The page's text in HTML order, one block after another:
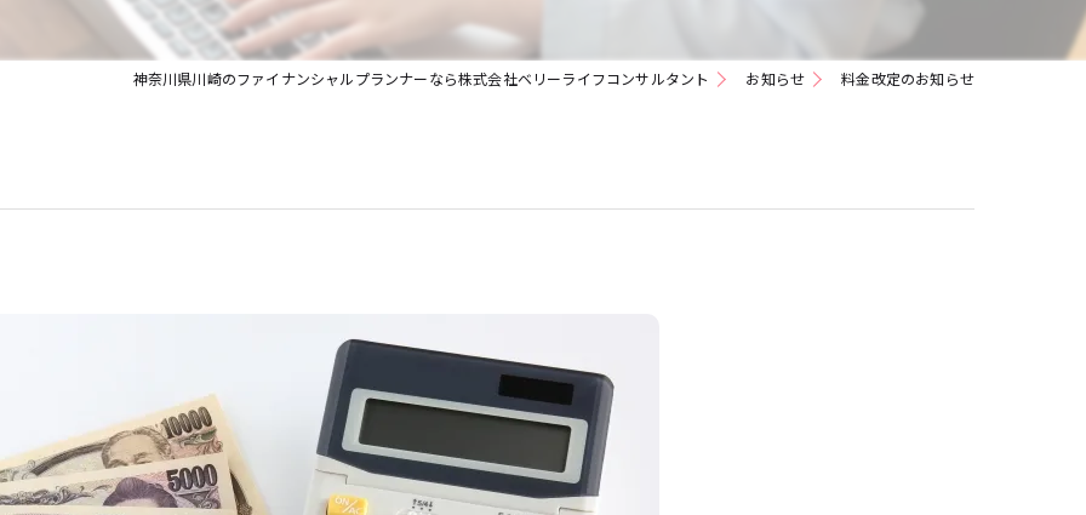
老後資金
神奈川県川崎のファイナンシャルプランナーなら株式会社ベリーライフコンサルタント お知らせ 料金改定のお知らせ